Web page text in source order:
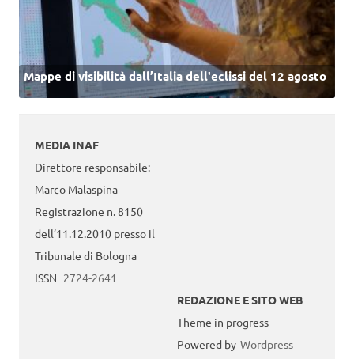
Mappe di visibilità dall’Italia dell'eclissi del 12 agosto
MEDIA INAF
Direttore responsabile:
Marco Malaspina
Registrazione n. 8150
dell’11.12.2010 presso il
Tribunale di Bologna
ISSN 2724-2641
REDAZIONE E SITO WEB
Theme in progress -
Powered by Wordpress